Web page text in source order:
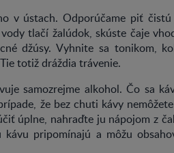
v ústach. Odporúčame piť
tlačí žalúdok, skúste čaje
džúsy. Vyhnite sa tonikom,
totiž dráždia trávenie.
samozrejme alkohol. Čo sa
že bez chuti kávy
úplne, nahraďte ju nápojom z
pripomínajú a môžu